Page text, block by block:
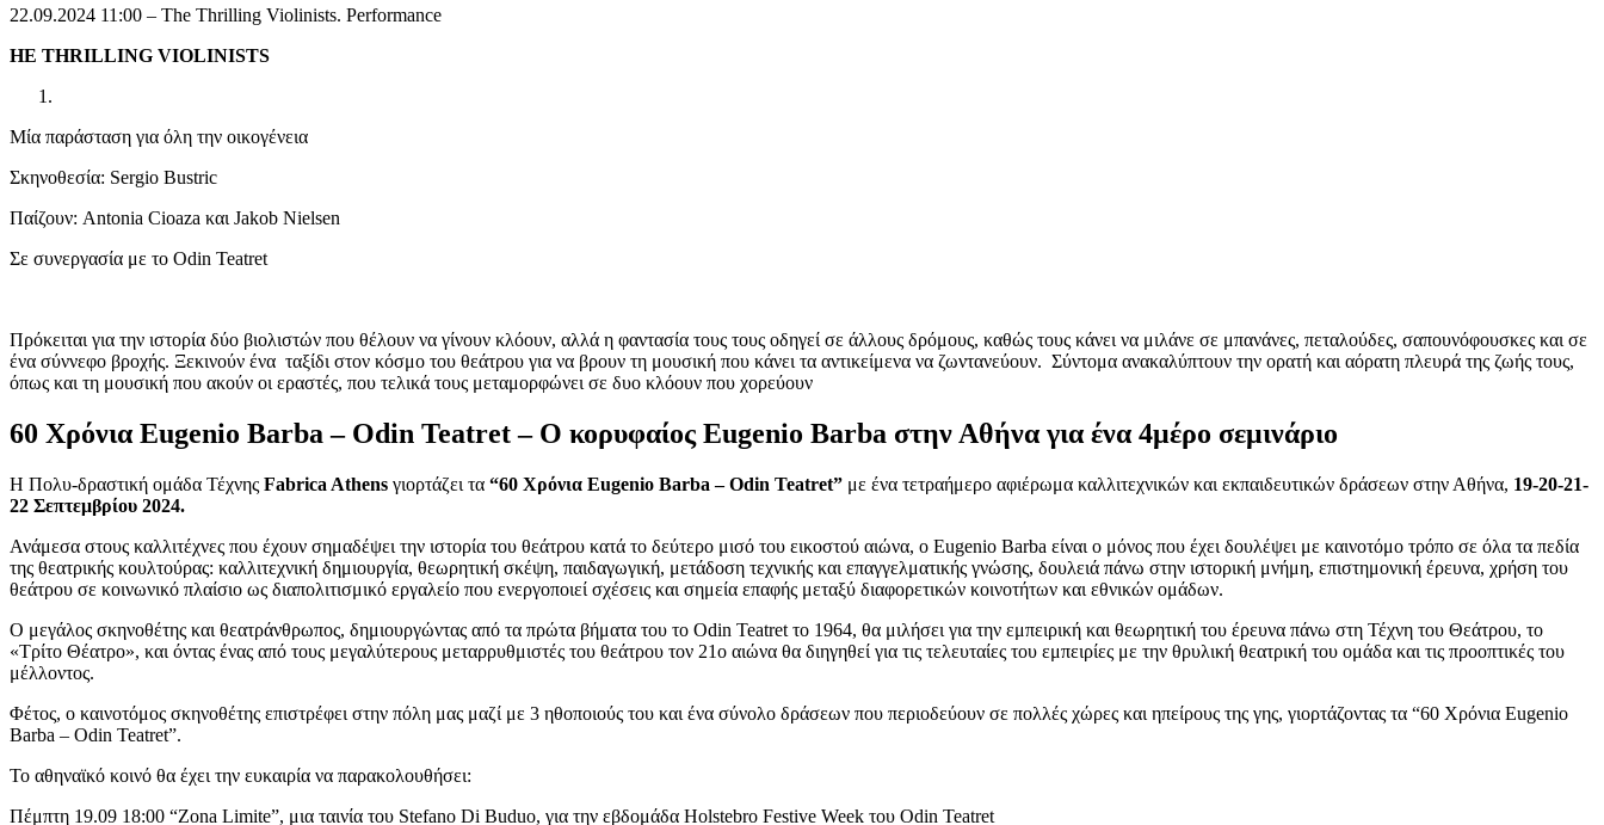
22.09.2024 11:00 – The Thrilling Violinists. Performance
HE THRILLING VIOLINISTS
Μία παράσταση για όλη την οικογένεια
Σκηνοθεσία: Sergio Bustric
Παίζουν: Antonia Cioaza και Jakob Nielsen
Σε συνεργασία με το Odin Teatret
Πρόκειται για την ιστορία δύο βιολιστών που θέλουν να γίνουν κλόουν, αλλά η φαντασία τους τους οδηγεί σε άλλους δρόμους, καθώς τους κάνει να μιλάνε σε μπανάνες, πεταλούδες, σαπουνόφουσκες και σε
ένα σύννεφο βροχής. Ξεκινούν ένα ταξίδι στον κόσμο του θεάτρου για να βρουν τη μουσική που κάνει τα αντικείμενα να ζωντανεύουν. Σύντομα ανακαλύπτουν την ορατή και αόρατη πλευρά της ζωής τους,
όπως και τη μουσική που ακούν οι εραστές, που τελικά τους μεταμορφώνει σε δυο κλόουν που χορεύουν
60 Χρόνια Eugenio Barba – Odin Teatret – Ο κορυφαίος Eugenio Barba στην Αθήνα για ένα 4μέρο σεμινάριο
Η Πολυ-δραστική ομάδα Τέχνης Fabrica Athens γιορτάζει τα “60 Χρόνια Eugenio Barba – Odin Teatret” με ένα τετραήμερο αφιέρωμα καλλιτεχνικών και εκπαιδευτικών δράσεων στην Αθήνα, 19-20-21-
22 Σεπτεμβρίου 2024.
Ανάμεσα στους καλλιτέχνες που έχουν σημαδέψει την ιστορία του θεάτρου κατά το δεύτερο μισό του εικοστού αιώνα, ο Eugenio Barba είναι ο μόνος που έχει δουλέψει με καινοτόμο τρόπο σε όλα τα πεδία
της θεατρικής κουλτούρας: καλλιτεχνική δημιουργία, θεωρητική σκέψη, παιδαγωγική, μετάδοση τεχνικής και επαγγελματικής γνώσης, δουλειά πάνω στην ιστορική μνήμη, επιστημονική έρευνα, χρήση του
θεάτρου σε κοινωνικό πλαίσιο ως διαπολιτισμικό εργαλείο που ενεργοποιεί σχέσεις και σημεία επαφής μεταξύ διαφορετικών κοινοτήτων και εθνικών ομάδων.
Ο μεγάλος σκηνοθέτης και θεατράνθρωπος, δημιουργώντας από τα πρώτα βήματα του το Odin Teatret το 1964, θα μιλήσει για την εμπειρική και θεωρητική του έρευνα πάνω στη Τέχνη του Θεάτρου, το
«Τρίτο Θέατρο», και όντας ένας από τους μεγαλύτερους μεταρρυθμιστές του θεάτρου τον 21ο αιώνα θα διηγηθεί για τις τελευταίες του εμπειρίες με την θρυλική θεατρική του ομάδα και τις προοπτικές του
μέλλοντος.
Φέτος, ο καινοτόμος σκηνοθέτης επιστρέφει στην πόλη μας μαζί με 3 ηθοποιούς του και ένα σύνολο δράσεων που περιοδεύουν σε πολλές χώρες και ηπείρους της γης, γιορτάζοντας τα “60 Χρόνια Eugenio
Barba – Odin Teatret”.
Το αθηναϊκό κοινό θα έχει την ευκαιρία να παρακολουθήσει:
Πέμπτη 19.09 18:00 “Zona Limite”, μια ταινία του Stefano Di Buduo, για την εβδομάδα Holstebro Festive Week του Odin Teatret